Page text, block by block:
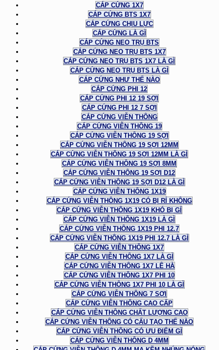
CÁP CỨNG 1X7
CÁP CỨNG BTS 1X7
CÁP CỨNG CHỊU LỰC
CÁP CỨNG LÀ GÌ
CÁP CỨNG NEO TRỤ BTS
CÁP CỨNG NEO TRỤ BTS 1X7
CÁP CỨNG NEO TRỤ BTS 1X7 LÀ GÌ
CÁP CỨNG NEO TRỤ BTS LÀ GÌ
CÁP CỨNG NHƯ THẾ NÀO
CÁP CỨNG PHI 12
CÁP CỨNG PHI 12 19 SỢI
CÁP CỨNG PHI 12 7 SỢI
CÁP CỨNG VIỄN THÔNG
CÁP CỨNG VIỄN THÔNG 19
CÁP CỨNG VIỄN THÔNG 19 SỢI
CÁP CỨNG VIỄN THÔNG 19 SỢI 12MM
CÁP CỨNG VIỄN THÔNG 19 SỢI 12MM LÀ GÌ
CÁP CỨNG VIỄN THÔNG 19 SỢI 8MM
CÁP CỨNG VIỄN THÔNG 19 SỢI D12
CÁP CỨNG VIỄN THÔNG 19 SỢI D12 LÀ GÌ
CÁP CỨNG VIỄN THÔNG 1X19
CÁP CỨNG VIỄN THÔNG 1X19 CÓ BỊ RỈ KHÔNG
CÁP CỨNG VIỄN THÔNG 1X19 KHÓ BỊ GỈ
CÁP CỨNG VIỄN THÔNG 1X19 LÀ GÌ
CÁP CỨNG VIỄN THÔNG 1X19 PHI 12.7
CÁP CỨNG VIỄN THÔNG 1X19 PHI 12.7 LÀ GÌ
CÁP CỨNG VIỄN THÔNG 1X7
CÁP CỨNG VIỄN THÔNG 1X7 LÀ GÌ
CÁP CỨNG VIỄN THÔNG 1X7 LÊ HÀ
CÁP CỨNG VIỄN THÔNG 1X7 PHI 10
CÁP CỨNG VIỄN THÔNG 1X7 PHI 10 LÀ GÌ
CÁP CỨNG VIỄN THÔNG 7 SỢI
CÁP CỨNG VIỄN THÔNG CAO CẤP
CÁP CỨNG VIỄN THÔNG CHẤT LƯỢNG CAO
CÁP CỨNG VIỄN THÔNG CÓ CẤU TẠO THẾ NÀO
CÁP CỨNG VIỄN THÔNG CÓ ƯU ĐIỂM GÌ
CÁP CỨNG VIỄN THÔNG D 4MM